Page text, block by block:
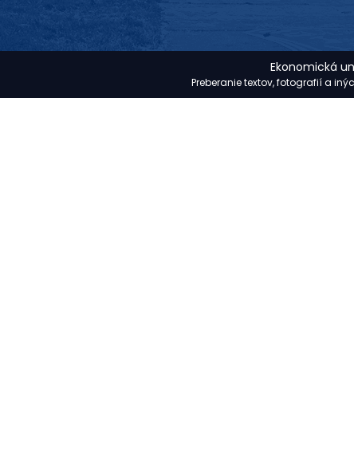
Ekonomická
Preberanie textov, fotografií a